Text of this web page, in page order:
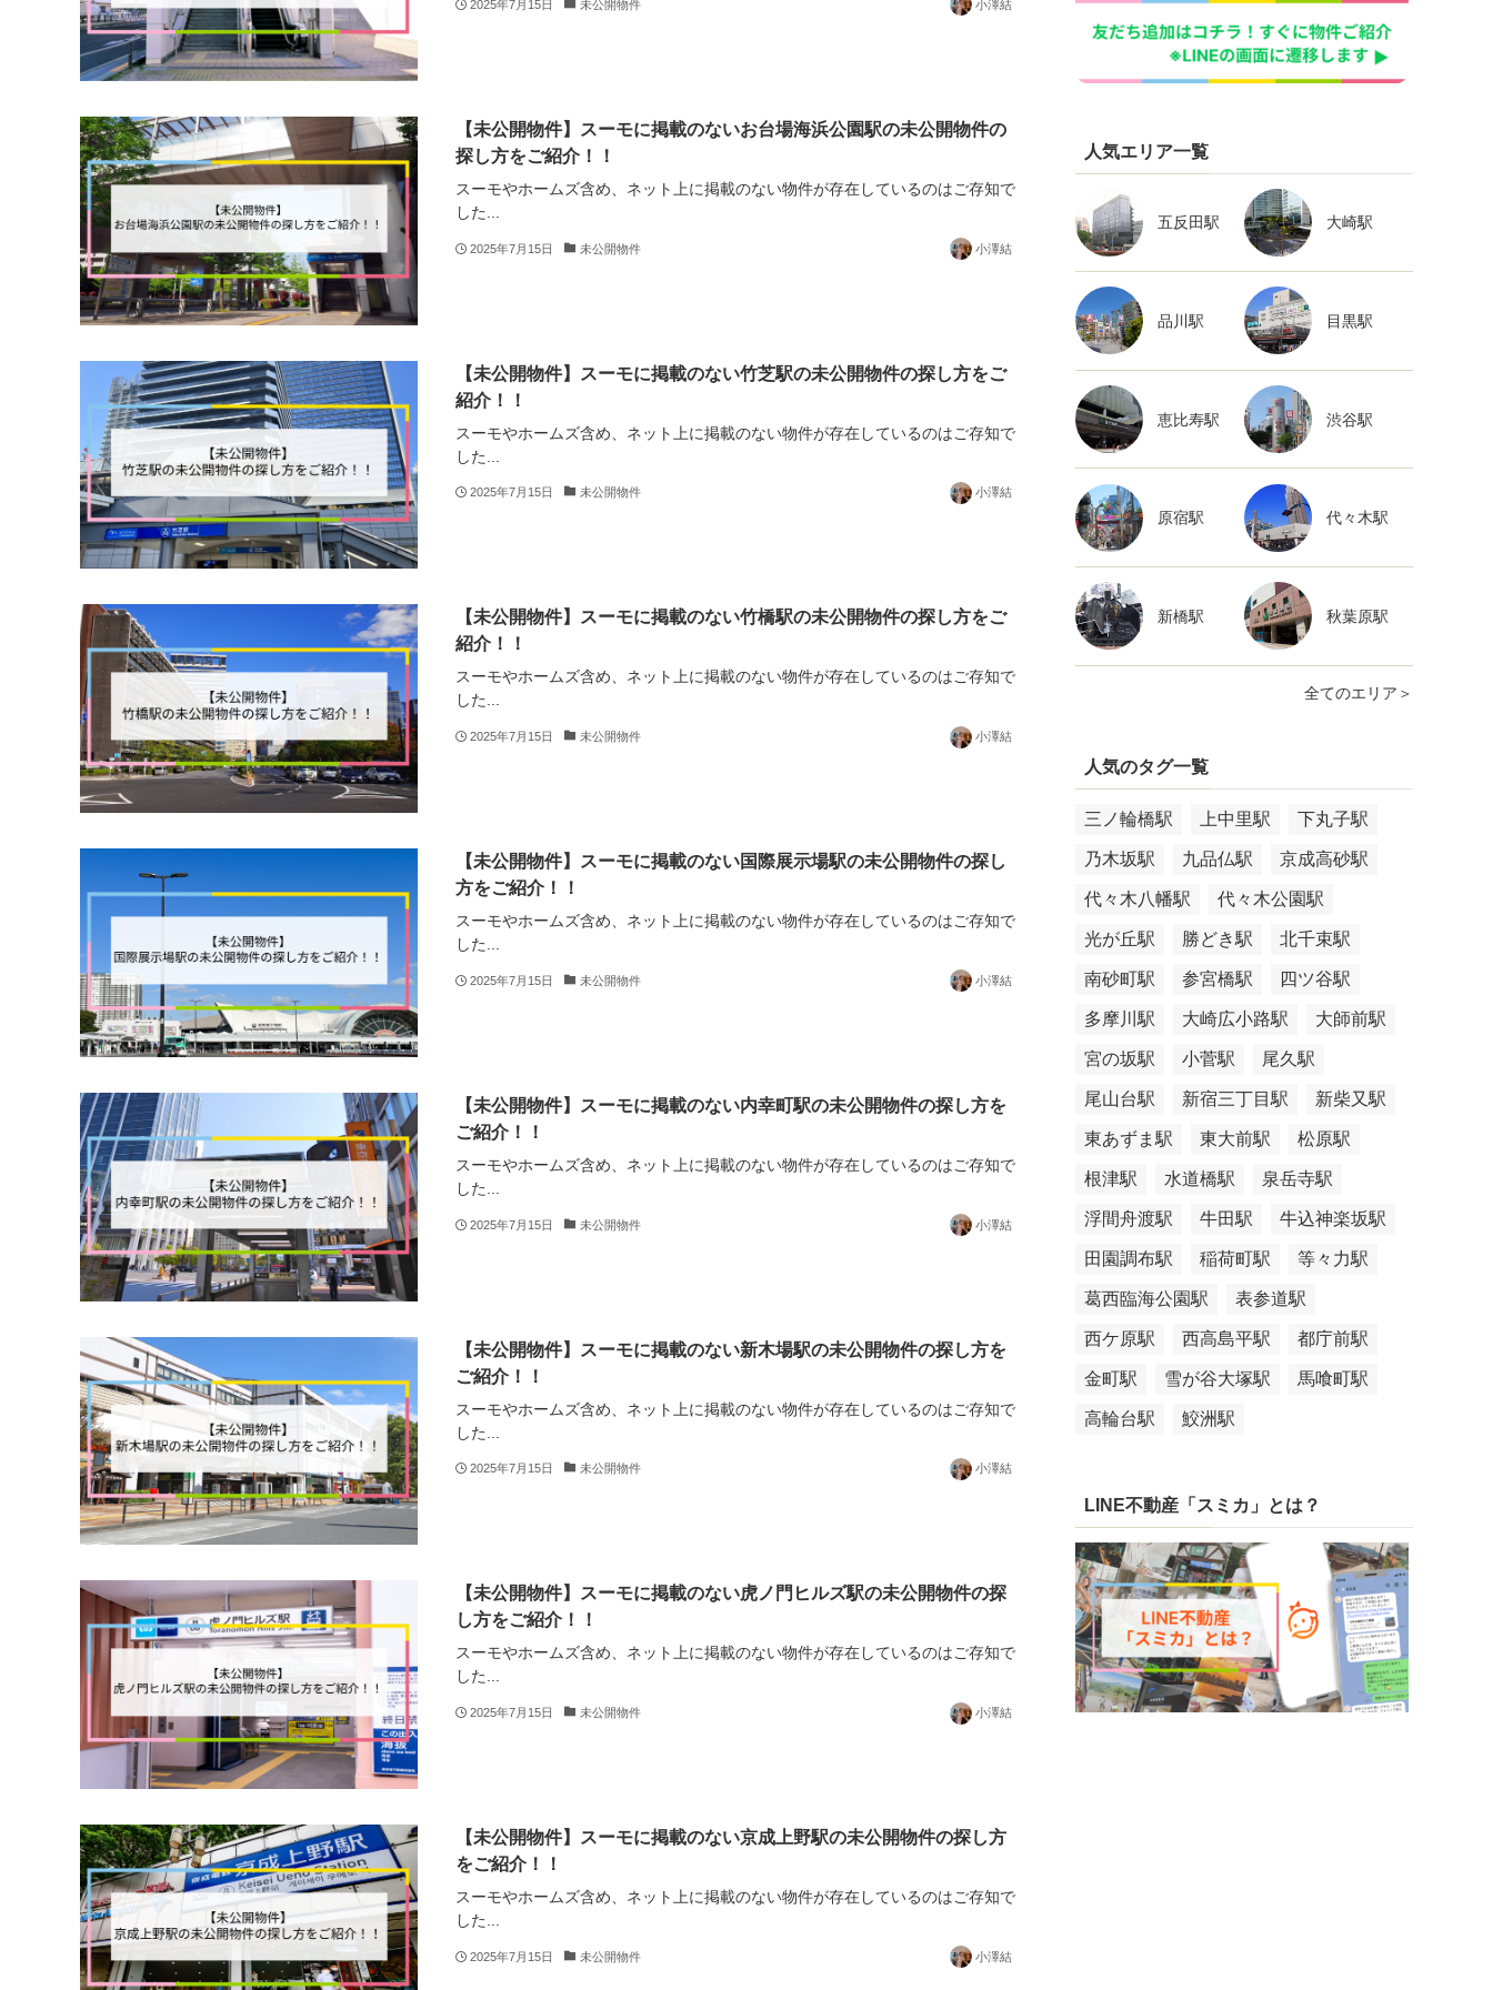
2025年7月15日 未公開物件 小澤結
【未公開物件】スーモに掲載のないお台場海浜公園駅の未公開物件の
探し方をご紹介！！
スーモやホームズ含め、ネット上に掲載のない物件が存在しているのはご存知で
した...
2025年7月15日 未公開物件 小澤結
【未公開物件】スーモに掲載のない竹芝駅の未公開物件の探し方をご
紹介！！
スーモやホームズ含め、ネット上に掲載のない物件が存在しているのはご存知で
した...
2025年7月15日 未公開物件 小澤結
【未公開物件】スーモに掲載のない竹橋駅の未公開物件の探し方をご
紹介！！
スーモやホームズ含め、ネット上に掲載のない物件が存在しているのはご存知で
した...
2025年7月15日 未公開物件 小澤結
【未公開物件】スーモに掲載のない国際展示場駅の未公開物件の探し
方をご紹介！！
スーモやホームズ含め、ネット上に掲載のない物件が存在しているのはご存知で
した...
2025年7月15日 未公開物件 小澤結
【未公開物件】スーモに掲載のない内幸町駅の未公開物件の探し方を
ご紹介！！
スーモやホームズ含め、ネット上に掲載のない物件が存在しているのはご存知で
した...
2025年7月15日 未公開物件 小澤結
【未公開物件】スーモに掲載のない新木場駅の未公開物件の探し方を
ご紹介！！
スーモやホームズ含め、ネット上に掲載のない物件が存在しているのはご存知で
した...
2025年7月15日 未公開物件 小澤結
【未公開物件】スーモに掲載のない虎ノ門ヒルズ駅の未公開物件の探
し方をご紹介！！
スーモやホームズ含め、ネット上に掲載のない物件が存在しているのはご存知で
した...
2025年7月15日 未公開物件 小澤結
【未公開物件】スーモに掲載のない京成上野駅の未公開物件の探し方
をご紹介！！
スーモやホームズ含め、ネット上に掲載のない物件が存在しているのはご存知で
した...
2025年7月15日 未公開物件 小澤結
人気エリア一覧
五反田駅 大崎駅
品川駅 目黒駅
恵比寿駅 渋谷駅
原宿駅 代々木駅
新橋駅 秋葉原駅
全てのエリア＞
人気のタグ一覧
三ノ輪橋駅 上中里駅 下丸子駅
乃木坂駅 九品仏駅 京成高砂駅
代々木八幡駅 代々木公園駅
光が丘駅 勝どき駅 北千束駅
南砂町駅 参宮橋駅 四ツ谷駅
多摩川駅 大崎広小路駅 大師前駅
宮の坂駅 小菅駅 尾久駅
尾山台駅 新宿三丁目駅 新柴又駅
東あずま駅 東大前駅 松原駅
根津駅 水道橋駅 泉岳寺駅
浮間舟渡駅 牛田駅 牛込神楽坂駅
田園調布駅 稲荷町駅 等々力駅
葛西臨海公園駅 表参道駅
西ケ原駅 西高島平駅 都庁前駅
金町駅 雪が谷大塚駅 馬喰町駅
高輪台駅 鮫洲駅
LINE不動産「スミカ」とは？